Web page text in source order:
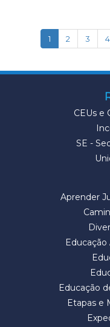
1(current)
2 3 4
CEUs e
SE -
Aprender
Educação
Etapas e